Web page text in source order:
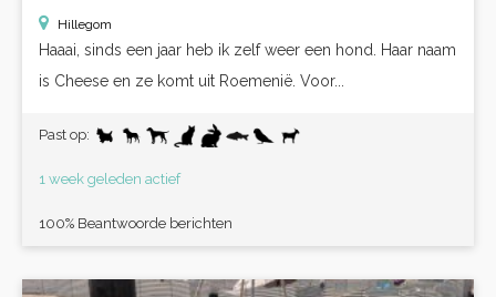
Hillegom
Haaai, sinds een jaar heb ik zelf weer een hond. Haar naam
is Cheese en ze komt uit Roemenië. Voor...
Past op:
1 week geleden actief
100% Beantwoorde berichten